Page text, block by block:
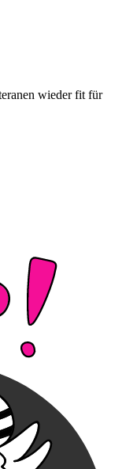
wieder fit für